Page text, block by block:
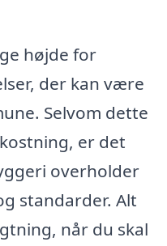
højde for
der kan være
Selvom dette
er det
overholder
standarder. Alt
når du skal